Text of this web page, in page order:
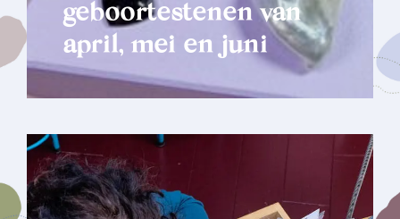
geboortestenen van
april, mei en juni